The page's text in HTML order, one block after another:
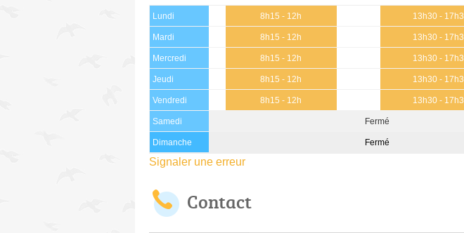
Lundi 8h15 - 12h 13h30 -
Mardi 8h15 - 12h 13h30 -
Mercredi 8h15 - 12h 13h30 -
Jeudi 8h15 - 12h 13h30 -
Vendredi 8h15 - 12h 13h30 -
Samedi Fermé
Dimanche Fermé
Signaler une erreur
Contact